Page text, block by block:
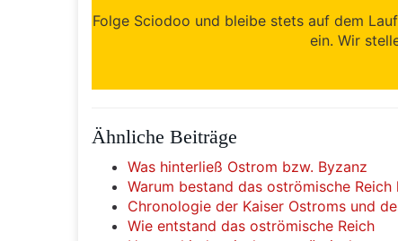
Folge Sciodoo und bleibe stets auf dem
ein. Wir
Ähnliche Beiträge
Was hinterließ Ostrom bzw. Byzanz
Warum bestand das oströmische
Chronologie der Kaiser Ostroms und
Wie entstand das oströmische Reich